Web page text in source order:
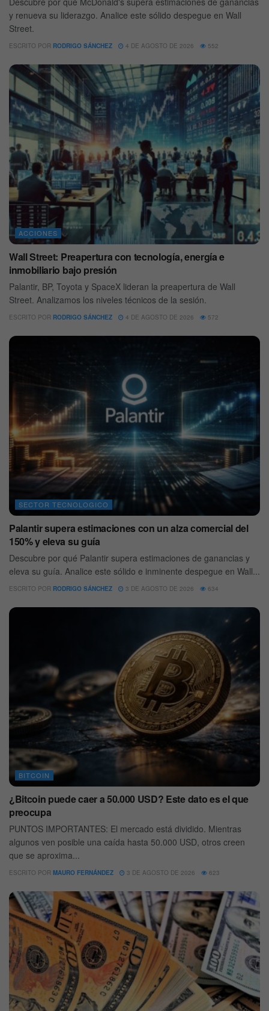
y renueva su liderazgo. Analice este sólido despegue en Wall
Street.
ESCRITO POR RODRIGO SÁNCHEZ 4 DE AGOSTO DE 2026 552
ACCIONES
Wall Street: Preapertura con tecnología, energía e
inmobiliario bajo presión
Palantir, BP, Toyota y SpaceX lideran la preapertura de Wall
Street. Analizamos los niveles técnicos de la sesión.
ESCRITO POR RODRIGO SÁNCHEZ 4 DE AGOSTO DE 2026 572
SECTOR TECNOLOGICO
Palantir supera estimaciones con un alza comercial del
150% y eleva su guía
Descubre por qué Palantir supera estimaciones de ganancias y
eleva su guía. Analice este sólido e inminente despegue en Wall...
ESCRITO POR RODRIGO SÁNCHEZ 3 DE AGOSTO DE 2026 634
BITCOIN
¿Bitcoin puede caer a 50.000 USD? Este dato es el que
preocupa
PUNTOS IMPORTANTES: El mercado está dividido. Mientras
algunos ven posible una caída hasta 50.000 USD, otros creen
que se aproxima...
ESCRITO POR MAURO FERNÁNDEZ 3 DE AGOSTO DE 2026 623